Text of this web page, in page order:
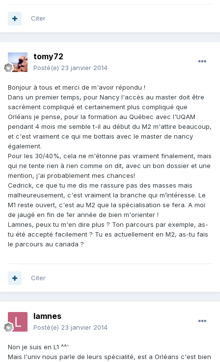
Citer
tomy72
Posté(e) 23 janvier 2014
Bonjour à tous et merci de m'avoir répondu !
Dans un premier temps, pour Nancy l'accès au master doit être
sacrément compliqué et certainement plus compliqué que
Orléans je pense, pour la formation au Québec avec l'UQAM
pendant 4 mois me semble t-il au début du M2 m'attire beaucoup,
et c'est vraiment ce qui me bottais avec le master de nancy
également.
Pour les 30/40%, cela ne m'étonne pas vraiment finalement, mais
qui ne tente rien à rien comme on dit, avec un bon dossier et une
mention, j'ai probablement mes chances!
Cedrick, ce que tu me dis me rassure pas des masses mais
malheureusement, c'est vraiment la branche qui m’intéresse. Le
M1 reste ouvert, c'est au M2 que la spécialisation se fera. A moi
de jaugé en fin de 1er année de bien m'orienter !
Lamnes, peux tu m'en dire plus ? Ton parcours par exemple, as-
tu été accepté facilement ? Tu es actuellement en M2, as-tu fais
le parcours au canada ?
Citer
lamnes
Posté(e) 23 janvier 2014
Non je suis en L1 ^^'
Mais l'univ nous parle de leurs spécialité, est a Orléans c'est bien